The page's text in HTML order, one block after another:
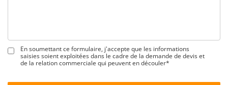
En soumettant ce formulaire, j'accepte que les informations
saisies soient exploitées dans le cadre de la demande de devis et
de la relation commerciale qui peuvent en découler*